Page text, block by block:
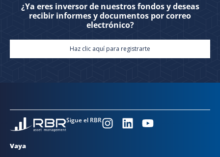
¿Ya eres inversor de nuestros fondos y deseas
recibir informes y documentos por correo
electrónico?
Haz clic aquí para registrarte
Sigue el RBR
Vaya